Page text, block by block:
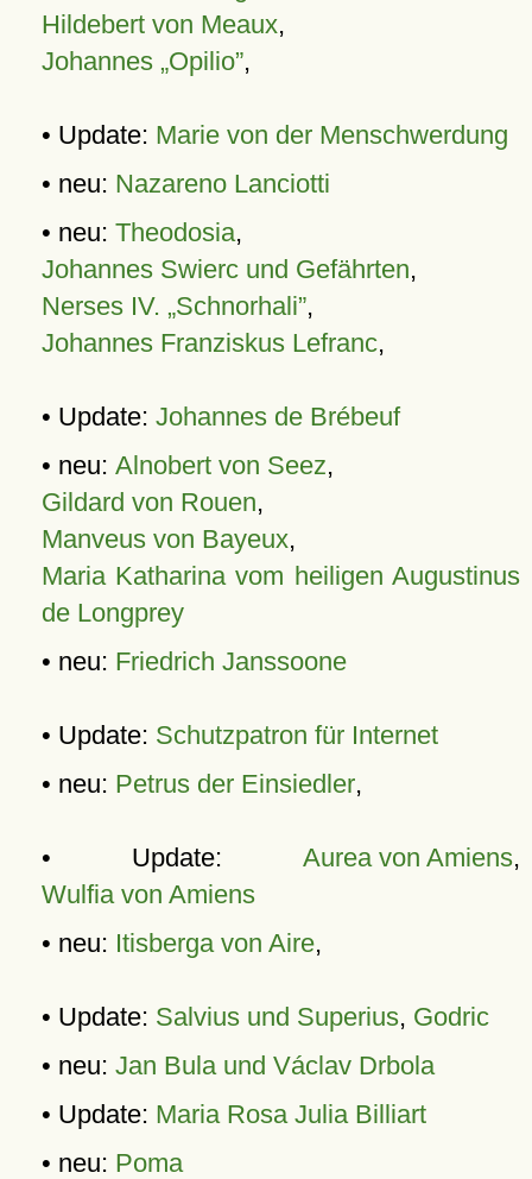
Hildebert von Meaux,
Johannes „Opilio”,
• Update: Marie von der Menschwerdung
• neu: Nazareno Lanciotti
• neu: Theodosia,
Johannes Swierc und Gefährten,
Nerses IV. „Schnorhali”,
Johannes Franziskus Lefranc,
• Update: Johannes de Brébeuf
• neu: Alnobert von Seez,
Gildard von Rouen,
Manveus von Bayeux,
Maria Katharina vom heiligen Augustinus
de Longprey
• neu: Friedrich Janssoone
• Update: Schutzpatron für Internet
• neu: Petrus der Einsiedler,
• Update: Aurea von Amiens,
Wulfia von Amiens
• neu: Itisberga von Aire,
• Update: Salvius und Superius, Godric
• neu: Jan Bula und Václav Drbola
• Update: Maria Rosa Julia Billiart
• neu: Poma